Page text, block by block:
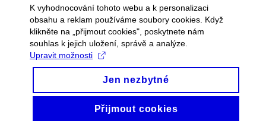
K vyhodnocování tohoto webu a k personalizaci
obsahu a reklam používáme soubory cookies. Když
klikněte na „přijmout cookies", poskytnete nám
souhlas k jejich uložení, správě a analýze.
Upravit možnosti
Jen nezbytné
Přijmout cookies